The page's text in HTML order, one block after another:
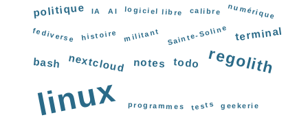
politique IA AI logiciel libre calibre numérique
fediverse histoire militant Sainte-Soline terminal
bash nextcloud notes todo regolith
linux programmes tests geekerie